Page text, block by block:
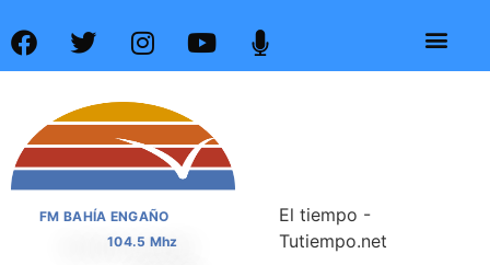
FM BAHÍA ENGAÑO
104.5 Mhz
El tiempo -
Tutiempo.net